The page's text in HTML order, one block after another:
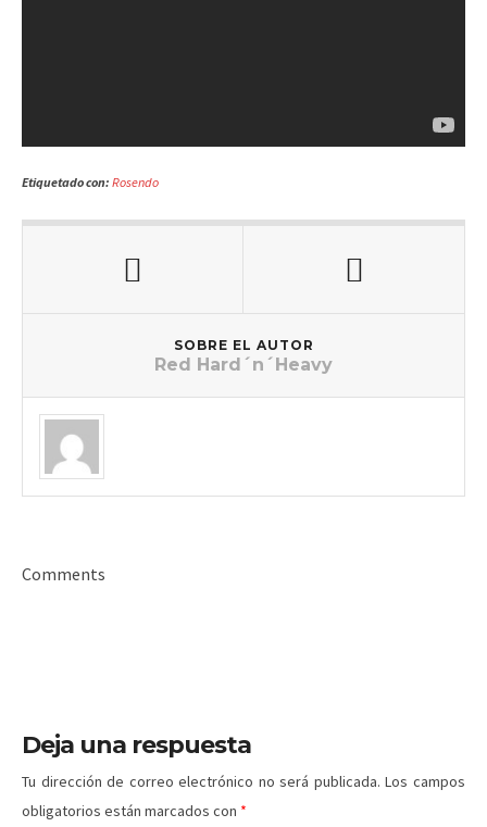
Etiquetado con: Rosendo
SOBRE EL AUTOR
Red Hard´n´Heavy
Comments
Deja una respuesta
Tu dirección de correo electrónico no será publicada. Los campos
obligatorios están marcados con *